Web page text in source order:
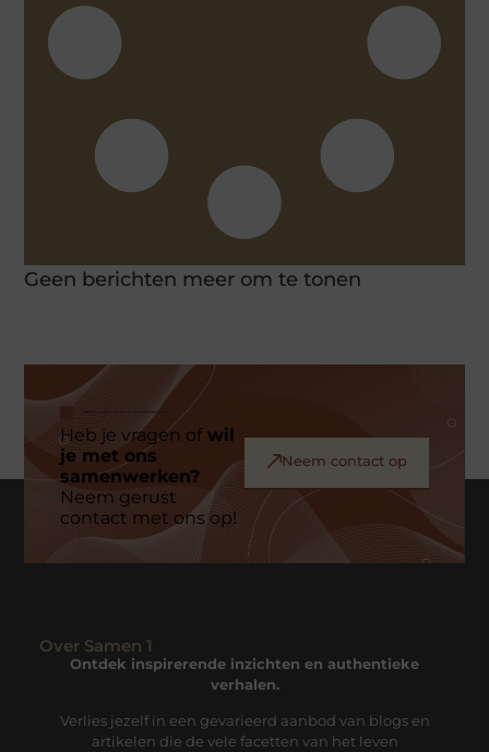
Geen berichten meer om te tonen
Heb je vragen ofwil
je met ons
samenwerken?
Neem gerust
contact met ons op!
Neem contact op
Over Samen 1
Ontdek inspirerende inzichten en authentieke
verhalen.
Verlies jezelf in een gevarieerd aanbod van blogs en
artikelen die de vele facetten van het leven